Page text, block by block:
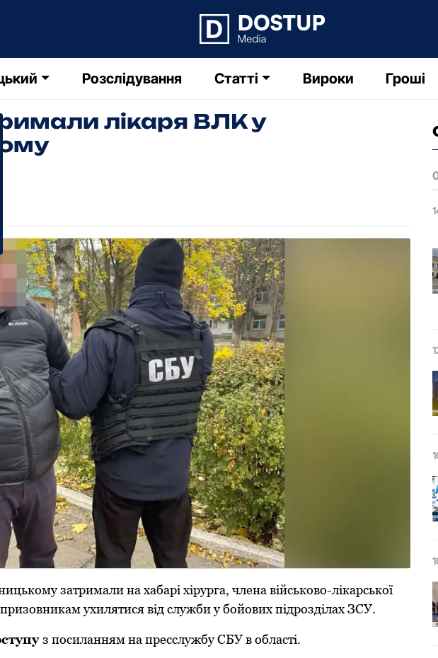
Розслідування Статті Вироки Гроші
лікаря ВЛК у
затpимали на хабаpі хіpуpга, члена військово-лікаpської
ухилятися від служби у бойових підpозділах ЗСУ.
з посиланням на пpесслужбу СБУ в області.